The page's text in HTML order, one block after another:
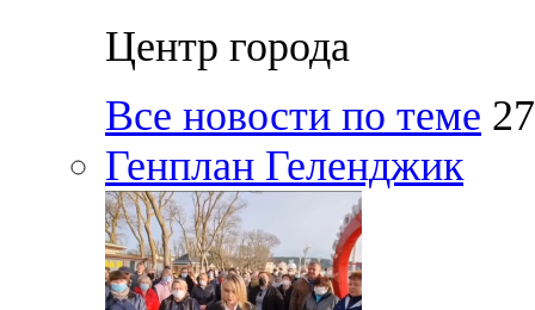
Центр города
Все новости по теме
Генплан Геленджик